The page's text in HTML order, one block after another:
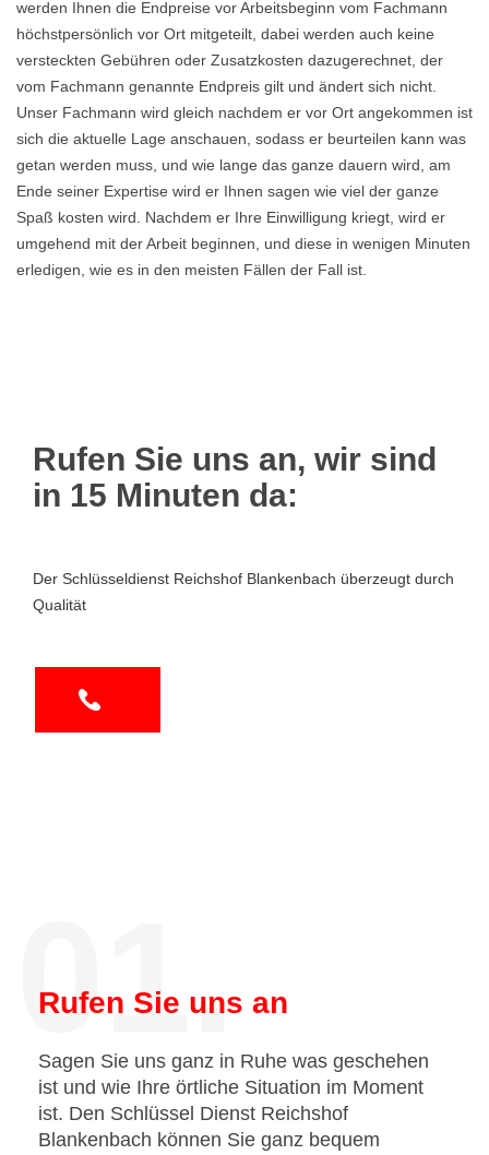
werden Ihnen die Endpreise vor Arbeitsbeginn vom Fachmann
höchstpersönlich vor Ort mitgeteilt, dabei werden auch keine
versteckten Gebühren oder Zusatzkosten dazugerechnet, der
vom Fachmann genannte Endpreis gilt und ändert sich nicht.
Unser Fachmann wird gleich nachdem er vor Ort angekommen ist
sich die aktuelle Lage anschauen, sodass er beurteilen kann was
getan werden muss, und wie lange das ganze dauern wird, am
Ende seiner Expertise wird er Ihnen sagen wie viel der ganze
Spaß kosten wird. Nachdem er Ihre Einwilligung kriegt, wird er
umgehend mit der Arbeit beginnen, und diese in wenigen Minuten
erledigen, wie es in den meisten Fällen der Fall ist.
Rufen Sie uns an, wir sind
in 15 Minuten da:
Der Schlüsseldienst Reichshof Blankenbach überzeugt durch
Qualität
01.
Rufen Sie uns an
Sagen Sie uns ganz in Ruhe was geschehen
ist und wie Ihre örtliche Situation im Moment
ist. Den Schlüssel Dienst Reichshof
Blankenbach können Sie ganz bequem